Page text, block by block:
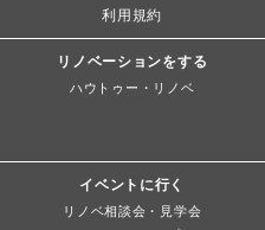
利用規約
リノベーションをする
ハウトゥー・リノベ
イベントに行く
リノベ相談会・見学会